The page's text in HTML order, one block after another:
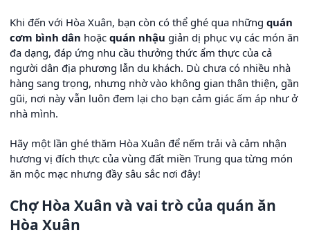
Khi đến với Hòa Xuân, bạn còn có thể ghé qua những quán
cơm bình dân hoặc quán nhậu giản dị phục vụ các món ăn
đa dạng, đáp ứng nhu cầu thưởng thức ẩm thực của cả
người dân địa phương lẫn du khách. Dù chưa có nhiều nhà
hàng sang trọng, nhưng nhờ vào không gian thân thiện, gần
gũi, nơi này vẫn luôn đem lại cho bạn cảm giác ấm áp như ở
nhà mình.
Hãy một lần ghé thăm Hòa Xuân để nếm trải và cảm nhận
hương vị đích thực của vùng đất miền Trung qua từng món
ăn mộc mạc nhưng đầy sâu sắc nơi đây!
Chợ Hòa Xuân và vai trò của quán ăn
Hòa Xuân